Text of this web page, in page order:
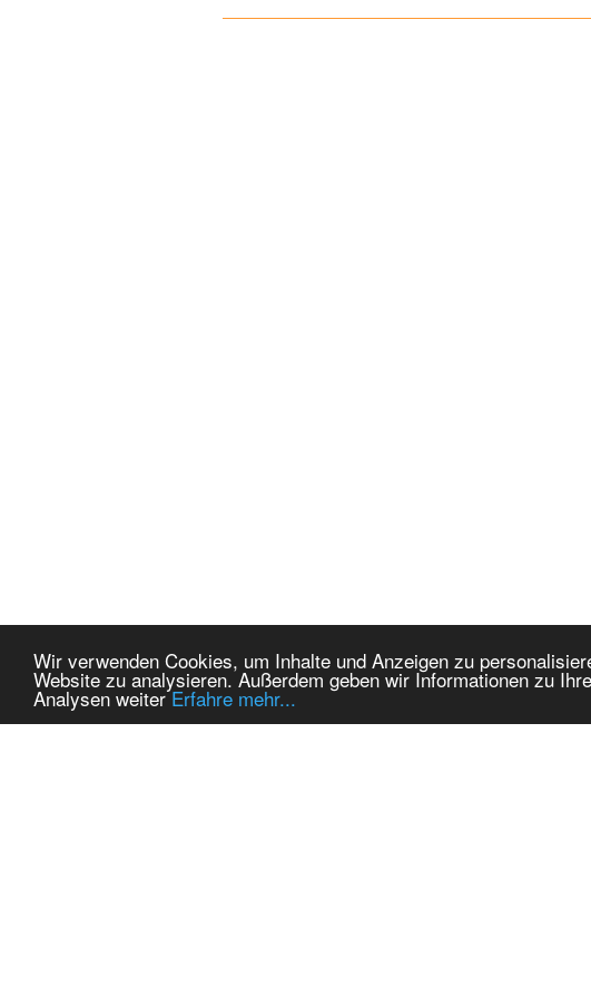
Wir verwenden Cookies, um Inhalte und Anzeigen zu
Website zu analysieren. Außerdem geben wir Informationen zu
Analysen weiterErfahre mehr...